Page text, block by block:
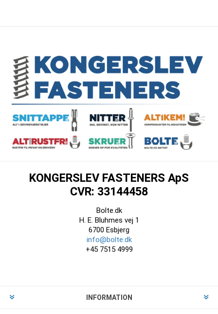
KONGERSLEV FASTENERS ApS
CVR: 33144458
Bolte.dk
H. E. Bluhmes vej 1
6700 Esbjerg
info@bolte.dk
+45 7515 4999
INFORMATION